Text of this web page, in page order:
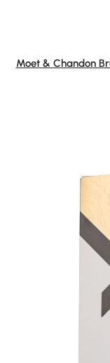
Durchschnittliche
Moet & Chandon